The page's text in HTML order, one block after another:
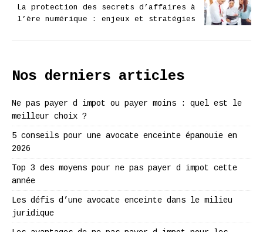
La protection des secrets d’affaires à
l’ère numérique : enjeux et stratégies
Nos derniers articles
Ne pas payer d impot ou payer moins : quel est le
meilleur choix ?
5 conseils pour une avocate enceinte épanouie en
2026
Top 3 des moyens pour ne pas payer d impot cette
année
Les défis d’une avocate enceinte dans le milieu
juridique